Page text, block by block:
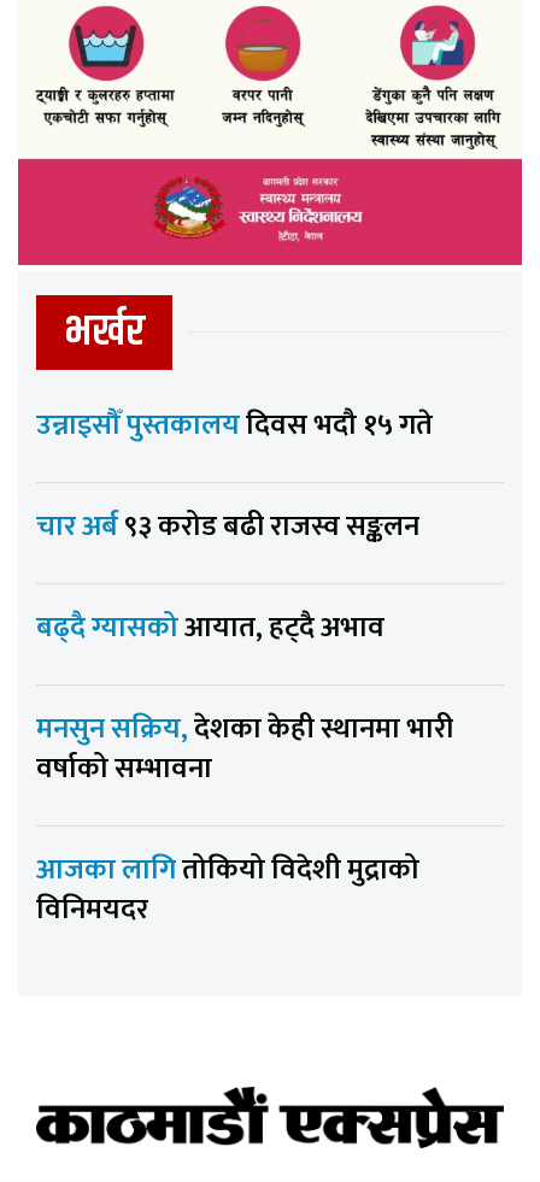
भर्खर
उन्नाइसौँ पुस्तकालयदिवस भदौ १५ गते
चार अर्ब९३ करोड बढी राजस्व सङ्कलन
बढ्दै ग्यासकोआयात, हट्दै अभाव
मनसुन सक्रिय,देशका केही स्थानमा भारी
वर्षाको सम्भावना
आजका लागितोकियो विदेशी मुद्राको
विनिमयदर